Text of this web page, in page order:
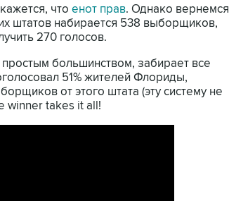
что енот прав. Однако вернемся
штатов набирается 538 выборщиков,
270 голосов.
большинством, забирает все
51% жителей Флориды,
от этого штата (эту систему не
winner takes it all!